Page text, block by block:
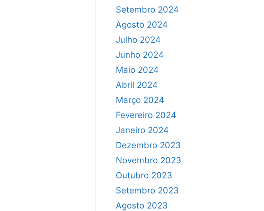
Setembro 2024
Agosto 2024
Julho 2024
Junho 2024
Maio 2024
Abril 2024
Março 2024
Fevereiro 2024
Janeiro 2024
Dezembro 2023
Novembro 2023
Outubro 2023
Setembro 2023
Agosto 2023